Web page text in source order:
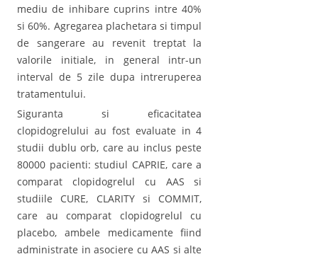
mediu de inhibare cuprins intre 40%
si 60%. Agregarea plachetara si timpul
de sangerare au revenit treptat la
valorile initiale, in general intr-un
interval de 5 zile dupa intreruperea
tratamentului.
Siguranta si eficacitatea
clopidogrelului au fost evaluate in 4
studii dublu orb, care au inclus peste
80000 pacienti: studiul CAPRIE, care a
comparat clopidogrelul cu AAS si
studiile CURE, CLARITY si COMMIT,
care au comparat clopidogrelul cu
placebo, ambele medicamente fiind
administrate in asociere cu AAS si alte